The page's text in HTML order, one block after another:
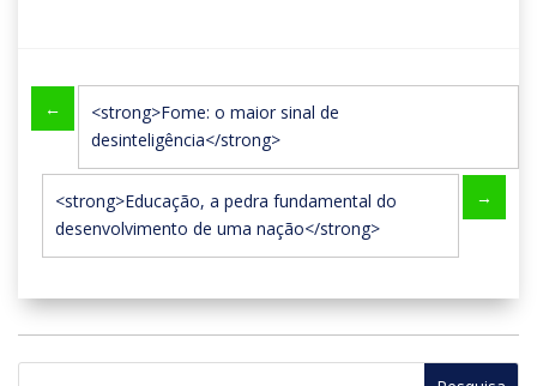
←
<strong>Fome: o maior sinal de
desinteligência</strong>
<strong>Educação, a pedra fundamental do
desenvolvimento de uma nação</strong>
→